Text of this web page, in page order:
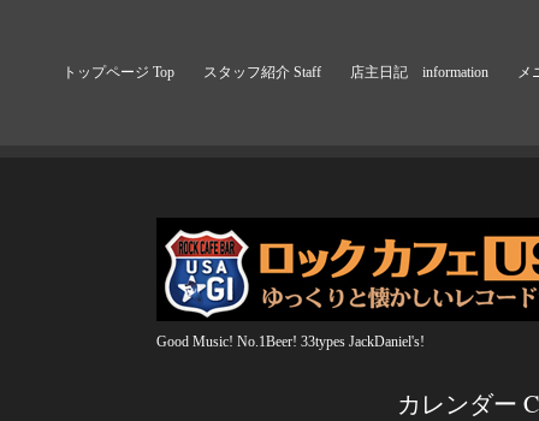
トップページ Top スタッフ紹介 Staff 店主日記 information メ
Good Music! No.1Beer! 33types JackDaniel's!
カレンダー